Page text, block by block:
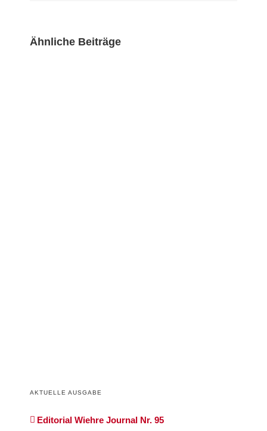
Gerwigplatz
Ähnliche Beiträge
AKTUELLE AUSGABE
Editorial Wiehre Journal Nr. 95